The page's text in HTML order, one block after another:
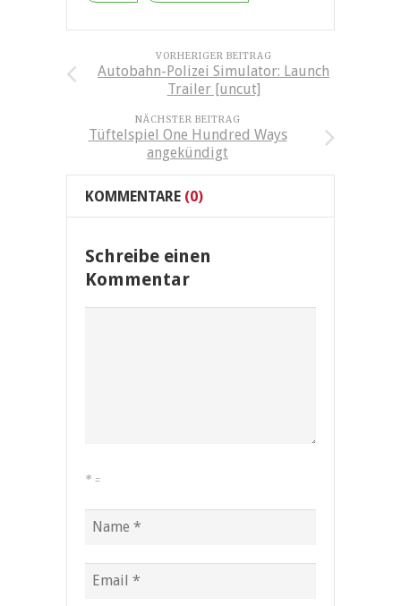
VORHERIGER BEITRAG
Autobahn-Polizei Simulator: Launch
Trailer [uncut]
NÄCHSTER BEITRAG
Tüftelspiel One Hundred Ways
angekündigt
KOMMENTARE (0)
Schreibe einen
Kommentar
* =